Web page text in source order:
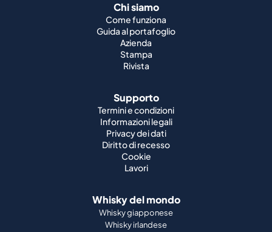
Chi siamo
Come funziona
Guida al portafoglio
Azienda
Stampa
Rivista
Supporto
Termini e condizioni
Informazioni legali
Privacy dei dati
Diritto di recesso
Cookie
Lavori
Whisky del mondo
Whisky giapponese
Whisky irlandese